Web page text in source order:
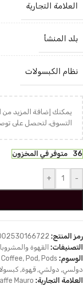
العلامة التجارية
بلد المنشأ
نظام الكبسولات
يمكنك إضافة المزيد من
التسوق، لتحصل على
36 متوفر في المخزون
-
+
رمز المنتج:
التصنيفات: القهوة
الوسوم:
Coffee, Pod, Pods
دولسي, دولشي, قهوة,
العلامة التجارية: Mauro